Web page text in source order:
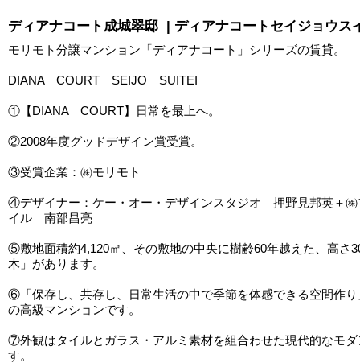
ディアナコート成城翠邸 | ディアナコートセイジョウス
モリモト分譲マンション「ディアナコート」シリーズの賃貸。
DIANA COURT SEIJO SUITEI
①【DIANA COURT】日常を最上へ。
②2008年度グッドデザイン賞受賞。
③受賞企業：㈱モリモト
④デザイナー：ケー・オー・デザインスタジオ 押野見邦英＋㈱
イル 南部昌亮
⑤敷地面積約4,120㎡、その敷地の中央に樹齢60年越えた、高さ
木」があります。
⑥「保存し、共存し、日常生活の中で季節を体感できる空間作
の高級マンションです。
⑦外観はタイルとガラス・アルミ素材を組合わせた現代的なモ
す。